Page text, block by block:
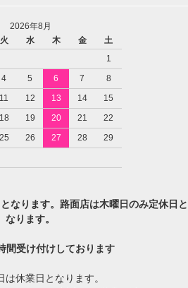
2026年8月
火 水 木 金
土
1
4 5 6 7
8
11 12 13 14
15
18 19 20 21
22
25 26 27 28
29
なります。路面店は木曜日のみ定休日と
なります。
間受け付けしております
は休業日となります。